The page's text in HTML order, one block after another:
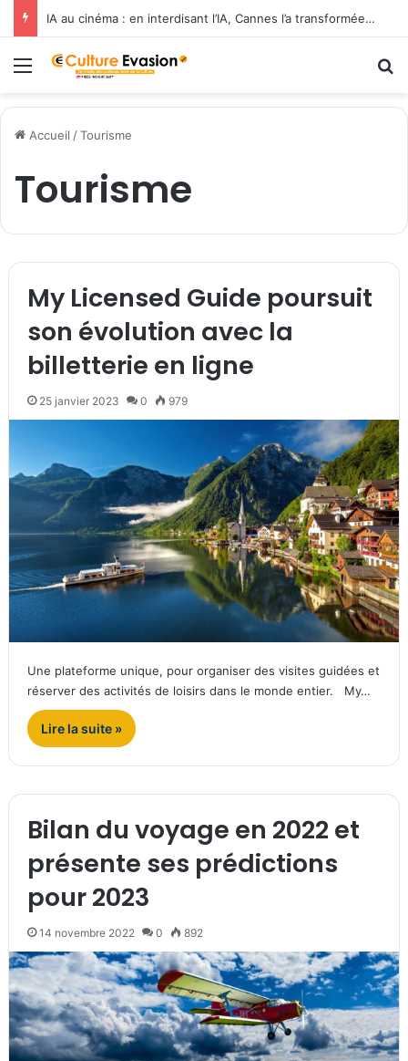
L’ESRA s’associe à la Communication University of China pour former les cinéastes de demain
Menu
Accueil /Tourisme
Tourisme
My Licensed Guide poursuit
son évolution avec la
billetterie en ligne
25 janvier 2023 0 979
Une plateforme unique, pour organiser des visites guidées et
réserver des activités de loisirs dans le monde entier. My…
Lire la suite »
Bilan du voyage en 2022 et
présente ses prédictions
pour 2023
14 novembre 2022 0 892